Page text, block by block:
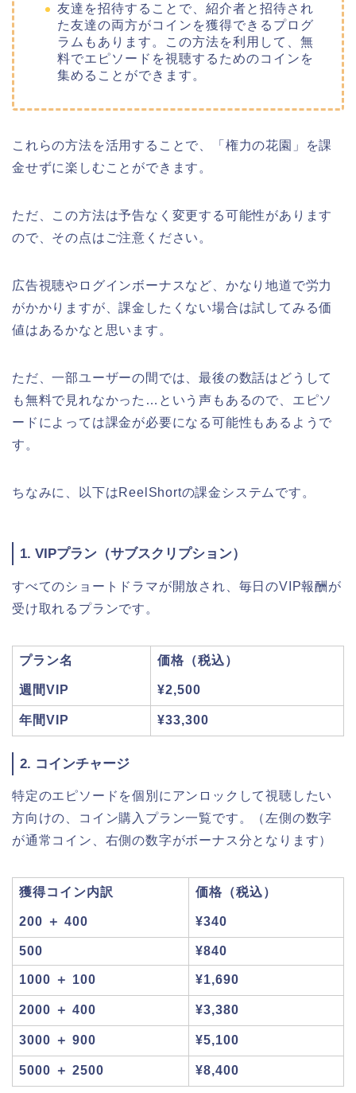
友達を招待することで、紹介者と招待され
た友達の両方がコインを獲得できるプログ
ラムもあります。この方法を利用して、無
料でエピソードを視聴するためのコインを
集めることができます。
これらの方法を活用することで、「権力の花園」を課
金せずに楽しむことができます。
ただ、この方法は予告なく変更する可能性があります
ので、その点はご注意ください。
広告視聴やログインボーナスなど、かなり地道で労力
がかかりますが、課金したくない場合は試してみる価
値はあるかなと思います。
ただ、一部ユーザーの間では、最後の数話はどうして
も無料で見れなかった…という声もあるので、エピソ
ードによっては課金が必要になる可能性もあるようで
す。
ちなみに、以下はReelShortの課金システムです。
1. VIPプラン（サブスクリプション）
すべてのショートドラマが開放され、毎日のVIP報酬が
受け取れるプランです。
プラン名 価格（税込）
週間VIP ¥2,500
年間VIP ¥33,300
2. コインチャージ
特定のエピソードを個別にアンロックして視聴したい
方向けの、コイン購入プラン一覧です。（左側の数字
が通常コイン、右側の数字がボーナス分となります）
獲得コイン内訳 価格（税込）
200 ＋ 400 ¥340
500 ¥840
1000 ＋ 100 ¥1,690
2000 ＋ 400 ¥3,380
3000 ＋ 900 ¥5,100
5000 ＋ 2500 ¥8,400